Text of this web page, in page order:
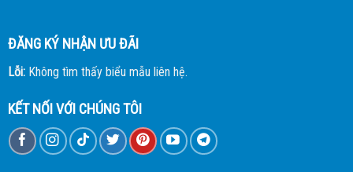
ĐĂNG KÝ NHẬN ƯU ĐÃI
Lỗi:Không tìm thấy biểu mẫu liên hệ.
KẾT NỐI VỚI CHÚNG TÔI